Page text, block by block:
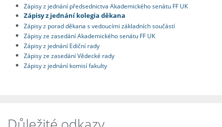
Zápisy z jednání předsednictva Akademického senátu FF UK
Zápisy z jednání kolegia děkana
Zápisy z porad děkana s vedoucími základních součástí
Zápisy ze zasedání Akademického senátu FF UK
Zápisy z jednání Ediční rady
Zápisy ze zasedání Vědecké rady
Zápisy z jednání komisí fakulty